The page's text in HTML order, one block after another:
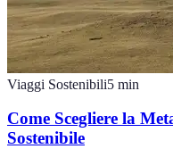
Viaggi Sostenibili5 min
Come Scegliere la
Sostenibile